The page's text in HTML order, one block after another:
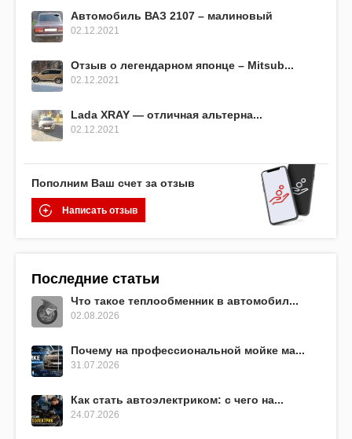
Автомобиль ВАЗ 2107 – малиновый
02.12.2021
Отзыв о легендарном японце – Mitsub...
02.12.2021
Lada XRAY — отличная альтерна...
02.12.2021
Пополним Ваш счет за отзыв
Написать отзыв
Последние статьи
Что такое теплообменник в автомобил...
02.08.2026
Почему на профессиональной мойке ма...
31.07.2026
Как стать автоэлектриком: с чего на...
24.07.2026